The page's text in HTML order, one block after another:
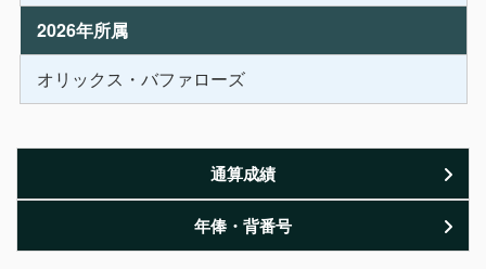
2026年所属
オリックス・バファローズ
通算成績
年俸・背番号